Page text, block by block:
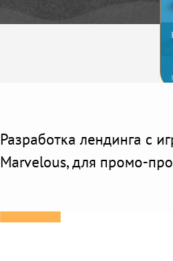
Разработка лендинга с
Marvelous, для промо-